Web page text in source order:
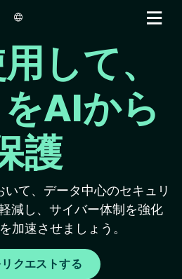
main
content
して、
AIから
護
て、データ中心のセキュリ
減し、サイバー体制を強化
加速させましょう。
クエストする